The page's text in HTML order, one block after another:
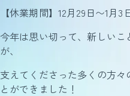
【休業期間】12月29日〜1月3
今年は思い切って、新しい
が、
支えてくださった多くの方
とができました！